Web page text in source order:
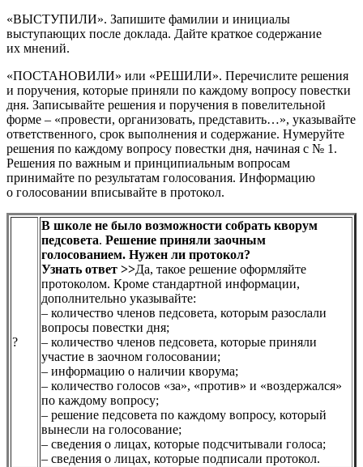
«ВЫСТУПИЛИ». Запишите фамилии и инициалы
выступающих после доклада. Дайте краткое содержание
их мнений.
«ПОСТАНОВИЛИ» или «РЕШИЛИ». Перечислите решения
и поручения, которые приняли по каждому вопросу повестки
дня. Записывайте решения и поручения в повелительной
форме – «провести, организовать, представить…», указывайте
ответственного, срок выполнения и содержание. Нумеруйте
решения по каждому вопросу повестки дня, начиная с № 1.
Решения по важным и принципиальным вопросам
принимайте по результатам голосования. Информацию
о голосовании вписывайте в протокол.
?
В школе не было возможности собрать кворум
педсовета. Решение приняли заочным
голосованием. Нужен ли протокол?
Узнать ответ >>Да, такое решение оформляйте
протоколом. Кроме стандартной информации,
дополнительно указывайте:
– количество членов педсовета, которым разослали
вопросы повестки дня;
– количество членов педсовета, которые приняли
участие в заочном голосовании;
– информацию о наличии кворума;
– количество голосов «за», «против» и «воздержался»
по каждому вопросу;
– решение педсовета по каждому вопросу, который
вынесли на голосование;
– сведения о лицах, которые подсчитывали голоса;
– сведения о лицах, которые подписали протокол.